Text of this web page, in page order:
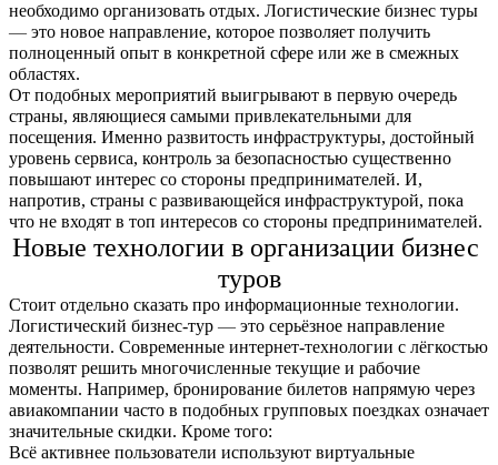
— это новое направление, которое позволяет получить
полноценный опыт в конкретной сфере или же в смежных
областях.
От подобных мероприятий выигрывают в первую очередь
страны, являющиеся самыми привлекательными для
посещения. Именно развитость инфраструктуры, достойный
уровень сервиса, контроль за безопасностью существенно
повышают интерес со стороны предпринимателей. И,
напротив, страны с развивающейся инфраструктурой, пока
что не входят в топ интересов со стороны предпринимателей.
Новые технологии в организации бизнес
туров
Стоит отдельно сказать про информационные технологии.
Логистический бизнес-тур — это серьёзное направление
деятельности. Современные интернет-технологии с лёгкостью
позволят решить многочисленные текущие и рабочие
моменты. Например, бронирование билетов напрямую через
авиакомпании часто в подобных групповых поездках означает
значительные скидки. Кроме того:
Всё активнее пользователи используют виртуальные